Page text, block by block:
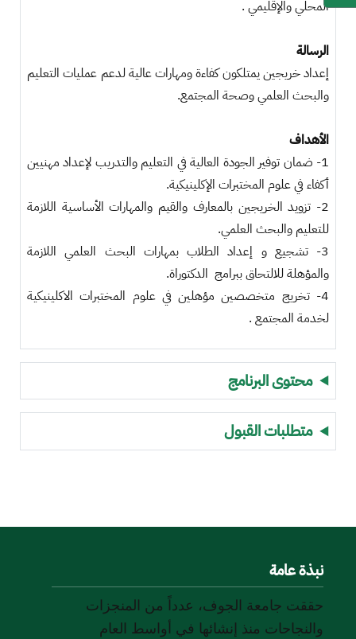
المحلي والإقليمي .
الرسالة
إعداد خريجين يمتلكون كفاءة ومهارات عالية لدعم عمليات التعليم
والبحث العلمي وصحة المجتمع.
الأهداف
1- ضمان توفير الجودة العالية في التعليم والتدريب لإعداد مهنيين
أكفاء في علوم المختبرات الإكلينيكية.
2- تزويد الخريجين بالمعارف والقيم والمهارات الأساسية اللازمة
للتعليم والبحث العلمي.
3- تشجيع و إعداد الطلاب بمهارات البحث العلمي اللازمة
والمؤهلة للالتحاق ببرامج الدكتوراة.
4- تخريج متخصصين مؤهلين في علوم المختبرات الاكلينيكية
لخدمة المجتمع .
محتوى البرنامج
متطلبات القبول
نبذة عامة
حققت جامعة الجوف، عدداً من المنجزات
والنجاحات منذ إنشائها في أواسط العام